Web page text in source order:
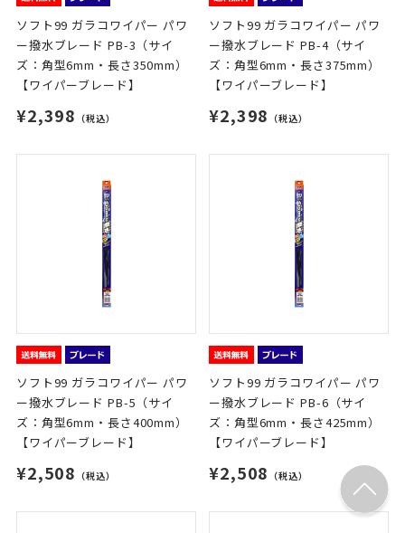
ソフト99 ガラコワイパー パワ
ー撥水ブレード PB-3（サイ
ズ：角型6mm・長さ350mm）
【ワイパーブレード】
¥2,398 （税込）
ソフト99 ガラコワイパー パワ
ー撥水ブレード PB-4（サイ
ズ：角型6mm・長さ375mm）
【ワイパーブレード】
¥2,398 （税込）
ソフト99 ガラコワイパー パワ
ー撥水ブレード PB-5（サイ
ズ：角型6mm・長さ400mm）
【ワイパーブレード】
¥2,508 （税込）
ソフト99 ガラコワイパー パワ
ー撥水ブレード PB-6（サイ
ズ：角型6mm・長さ425mm）
【ワイパーブレード】
¥2,508 （税込）